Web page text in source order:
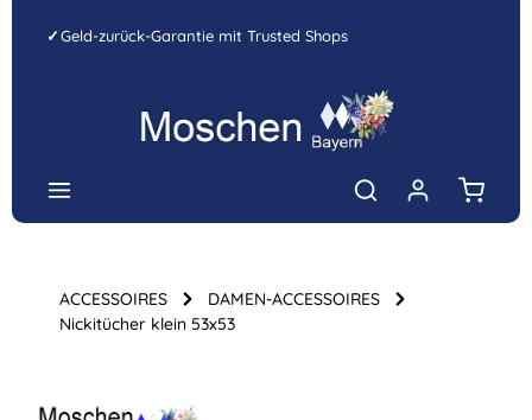
Zum Hauptinhalt springen
✓Geld-zurück-Garantie mit Trusted Shops
ACCESSOIRES
DAMEN-ACCESSOIRES
Nickitücher klein 53x53